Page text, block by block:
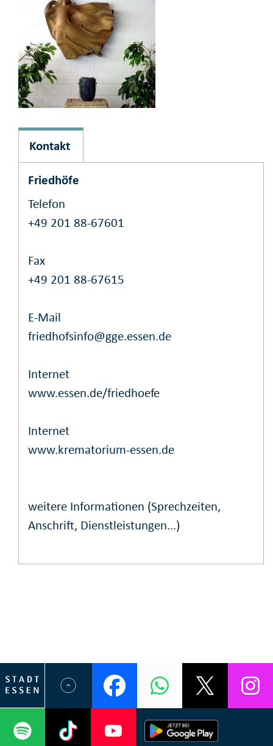
Kontakt
Friedhöfe
Telefon
+49 201 88-67601
Fax
+49 201 88-67615
E-Mail
friedhofsinfo@gge.essen.de
Internet
www.essen.de/friedhoefe
Internet
www.krematorium-essen.de
weitere Informationen (Sprechzeiten,
Anschrift, Dienstleistungen...)